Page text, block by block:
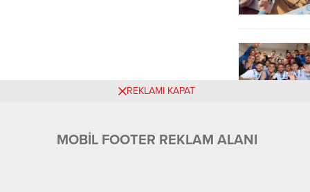
REKLAMI KAPAT
MOBİL FOOTER REKLAM ALANI